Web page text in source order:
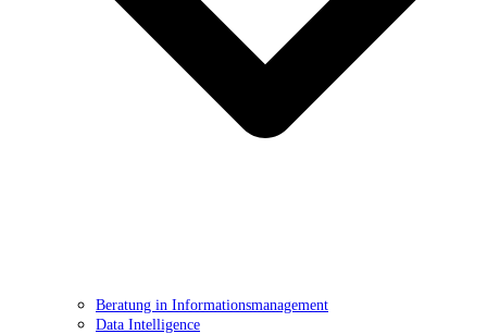
Beratung in Informationsmanagement
Data Intelligence